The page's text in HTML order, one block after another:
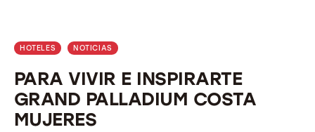
HOTELES NOTICIAS
PARA VIVIR E INSPIRARTE
GRAND PALLADIUM COSTA
MUJERES